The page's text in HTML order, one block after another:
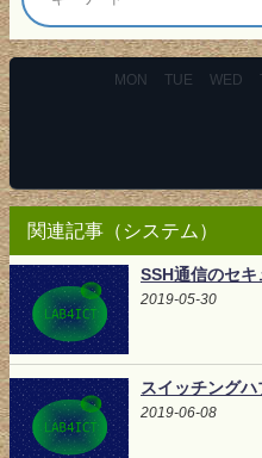
MON TUE WED
関連記事（システム）
SSH通信のセキ
2019-05-30
スイッチングハ
2019-06-08